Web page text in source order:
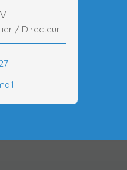
/ Directeur